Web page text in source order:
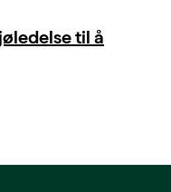
til å